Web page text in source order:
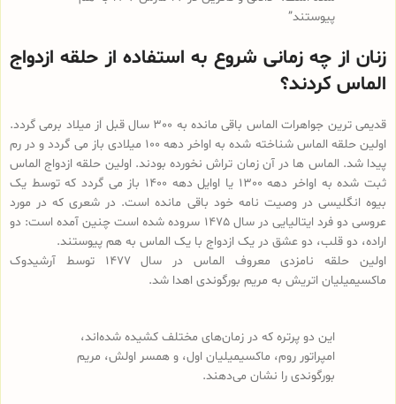
پیوستند”
زنان از چه زمانی شروع به استفاده از حلقه ازدواج
الماس کردند؟
قدیمی ترین جواهرات الماس باقی مانده به 300 سال قبل از میلاد برمی گردد.
اولین حلقه الماس شناخته شده به اواخر دهه 100 میلادی باز می گردد و در رم
پیدا شد. الماس ها در آن زمان تراش نخورده بودند. اولین حلقه ازدواج الماس
ثبت شده به اواخر دهه 1300 یا اوایل دهه 1400 باز می گردد که توسط یک
بیوه انگلیسی در وصیت نامه خود باقی مانده است. در شعری که در مورد
عروسی دو فرد ایتالیایی در سال 1475 سروده شده است چنین آمده است: دو
اراده، دو قلب، دو عشق در یک ازدواج با یک الماس به هم پیوستند.
اولین حلقه نامزدی معروف الماس در سال 1477 توسط آرشیدوک
ماکسیمیلیان اتریش به مریم بورگوندی اهدا شد.
این دو پرتره که در زمان‌های مختلف کشیده شده‌اند،
امپراتور روم، ماکسیمیلیان اول، و همسر اولش، مریم
بورگوندی را نشان می‌دهند.